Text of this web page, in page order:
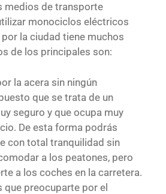
medios de transporte
monociclos eléctricos
la ciudad tiene muchos
de los principales son:
la acera sin ningún
que se trata de un
seguro y que ocupa muy
De esta forma podrás
con total tranquilidad sin
a los peatones, pero
a los coches en la carretera.
que preocuparte por el